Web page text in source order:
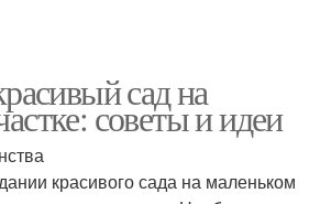
сад на
советы и идеи
красивого сада на маленьком